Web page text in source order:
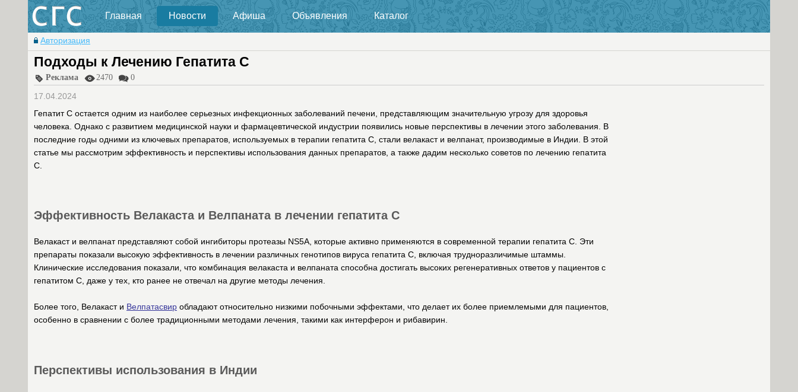
Главная Новости Афиша Объявления Каталог
Авторизация
Подходы к Лечению Гепатита C
Реклама 2470 0
17.04.2024
Гепатит C остается одним из наиболее серьезных инфекционных заболеваний печени, представляющим значительную угрозу для здоровья
человека. Однако с развитием медицинской науки и фармацевтической индустрии появились новые перспективы в лечении этого заболевания. В
последние годы одними из ключевых препаратов, используемых в терапии гепатита C, стали велакаст и велпанат, производимые в Индии. В этой
статье мы рассмотрим эффективность и перспективы использования данных препаратов, а также дадим несколько советов по лечению гепатита
C.
Эффективность Велакаста и Велпаната в лечении гепатита C
Велакаст и велпанат представляют собой ингибиторы протеазы NS5A, которые активно применяются в современной терапии гепатита C. Эти
препараты показали высокую эффективность в лечении различных генотипов вируса гепатита C, включая трудноразличимые штаммы.
Клинические исследования показали, что комбинация велакаста и велпаната способна достигать высоких регенеративных ответов у пациентов с
гепатитом C, даже у тех, кто ранее не отвечал на другие методы лечения.
Более того, Велакаст и Велпатасвир обладают относительно низкими побочными эффектами, что делает их более приемлемыми для пациентов,
особенно в сравнении с более традиционными методами лечения, такими как интерферон и рибавирин.
Перспективы использования в Индии